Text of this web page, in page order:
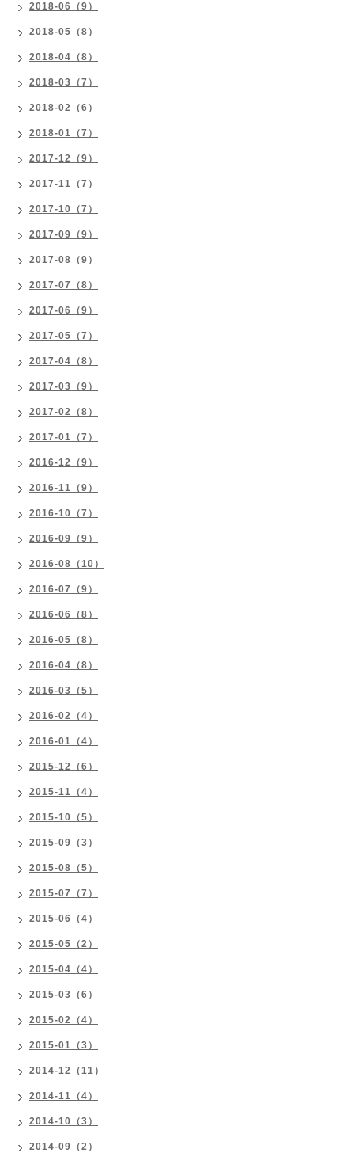
2018-06（9）
2018-05（8）
2018-04（8）
2018-03（7）
2018-02（6）
2018-01（7）
2017-12（9）
2017-11（7）
2017-10（7）
2017-09（9）
2017-08（9）
2017-07（8）
2017-06（9）
2017-05（7）
2017-04（8）
2017-03（9）
2017-02（8）
2017-01（7）
2016-12（9）
2016-11（9）
2016-10（7）
2016-09（9）
2016-08（10）
2016-07（9）
2016-06（8）
2016-05（8）
2016-04（8）
2016-03（5）
2016-02（4）
2016-01（4）
2015-12（6）
2015-11（4）
2015-10（5）
2015-09（3）
2015-08（5）
2015-07（7）
2015-06（4）
2015-05（2）
2015-04（4）
2015-03（6）
2015-02（4）
2015-01（3）
2014-12（11）
2014-11（4）
2014-10（3）
2014-09（2）